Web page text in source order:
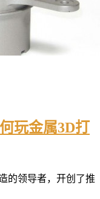
玩金属3D打
的领导者，开创了推